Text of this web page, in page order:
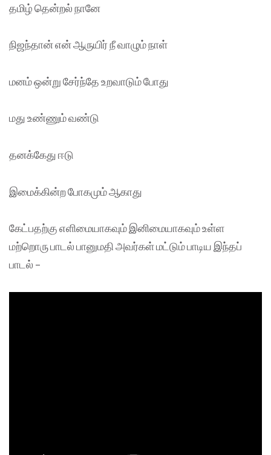
தமிழ் தென்றல் நானே
நிஜந்தான் என் ஆருயிர் நீ வாழும் நாள்
மனம் ஒன்று சேர்ந்தே உறவாடும் போது
மது உண்ணும் வண்டு
தனக்கேது ஈடு
இமைக்கின்ற போகமும் ஆகாது
கேட்பதற்கு எளிமையாகவும் இனிமையாகவும் உள்ள
மற்றொரு பாடல் பானுமதி அவர்கள் மட்டும் பாடிய இந்தப்
பாடல் –